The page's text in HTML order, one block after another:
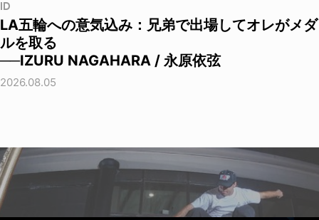
ID
LA五輪への意気込み：兄弟で出場してオレがメダ
ルを取る
──IZURU NAGAHARA / 永原依弦
2026.08.05